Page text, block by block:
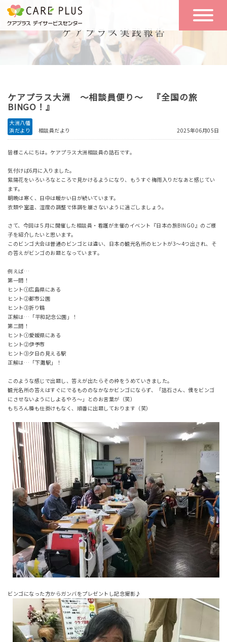
こんな方に
おすすめ
一日の流れ
一日体験
空き状況
実践報告
お問い合わせ
ケアプラス大洲 ～相談員便り～ 『全国の旅
BINGO！』
大洲八幡
浜だより
相談員だより 2025年06月05日
皆様こんにちは。ケアプラス大洲相談員の詰石です。
気付けば6月に入りました。
紫陽花をいろいろなところで見かけるようになり、もうすぐ梅雨入りだなあと感じてい
ます。
朝晩は寒く、日中は暖かい日が続いています。
衣類や室温、湿度の調整で体調を崩さないように過ごしましょう。
さて、今回は５月に開催した相談員・看護が主催のイベント『日本の旅BINGO』のご様
子を紹介したいと思います。
このビンゴ大会は普通のビンゴとは違い、日本の観光名所のヒントが3～4つ出され、そ
の答えがビンゴのお題となっています。
例えば…
第一問！
ヒント①広島県にある
ヒント②都市公園
ヒント③折り鶴
正解は…「平和記念公園」！
第二問！
ヒント①愛媛県にある
ヒント②伊予市
ヒント③夕日の見える駅
正解は…「下灘駅」！
このような感じで出題し、答えが出たらその枠をうめていきました。
観光名所の答えはすぐにでるもののなかなかビンゴにならず、「詰石さん、僕をビンゴ
にさせないようにしよるやろ～」とのお言葉が（笑）
もちろん種も仕掛けもなく、順番に出題しております（笑）
ビンゴになった方からガンバをプレゼントし記念撮影♪